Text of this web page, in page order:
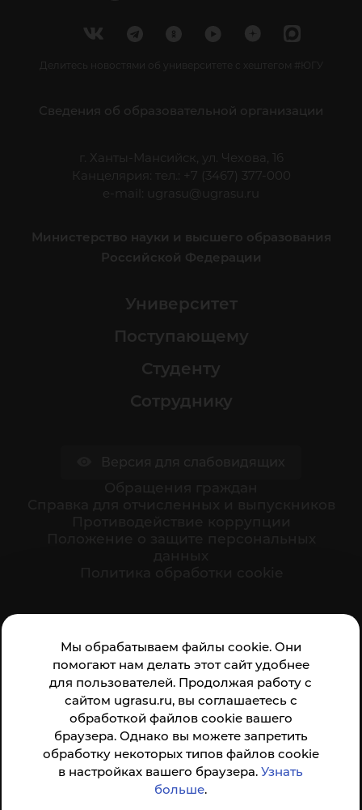
Мы обрабатываем файлы cookie. Они
помогают нам делать этот сайт удобнее
для пользователей. Продолжая работу с
сайтом ugrasu.ru, вы соглашаетесь с
обработкой файлов cookie вашего
браузера. Однако вы можете запретить
обработку некоторых типов файлов cookie
в настройках вашего браузера.Узнать
больше.
Делитесь новостями об университете с хештегом #ЮГУ
Сведения об образовательной организации
г. Ханты-Мансийск, ул. Чехова, 16
Канцелярия: тел.: +7 (3467) 377-000
e-mail:
ugrasu@ugrasu.ru
Министерство науки и высшего образования
Российской Федерации
Университет
Поступающему
Студенту
Сотруднику
организации:
Анкета доступна по QR-коду, а так же по прямой
ссылке